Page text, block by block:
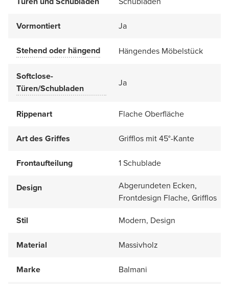
Vormontiert Ja
Stehend oder hängend Hängendes Möbelstück
Softclose-
Türen/Schubladen
Ja
Rippenart Flache Oberfläche
Art des Griffes Grifflos mit 45°-Kante
Frontaufteilung 1 Schublade
Design
Abgerundeten Ecken,
Frontdesign Flache, Grifflos
Stil
Modern, Design
Material Massivholz
Marke Balmani